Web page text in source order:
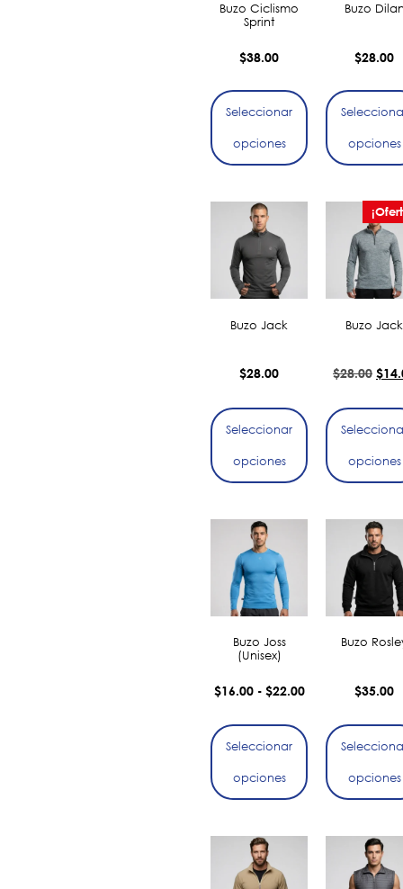
Buzo Ciclismo
Sprint
$38.00
Seleccionar
opciones
Buzo
$28.00
opciones
Buzo Jack
$28.00
Seleccionar
opciones
Buzo Jack
$28.00 $
opciones
Buzo Joss
(Unisex)
$16.00 - $22.00
Seleccionar
opciones
Buzo
$35.00
opciones